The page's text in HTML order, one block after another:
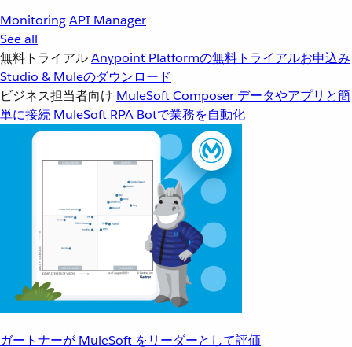
MonitoringAPI Manager
See all
無料トライアルAnypoint Platformの無料トライアルお申込み
Studio & Muleのダウンロード
ビジネス担当者向け MuleSoft Composer データやアプリと簡
単に接続 MuleSoft RPA Botで業務を自動化
ガートナーが MuleSoft をリーダーとして評価